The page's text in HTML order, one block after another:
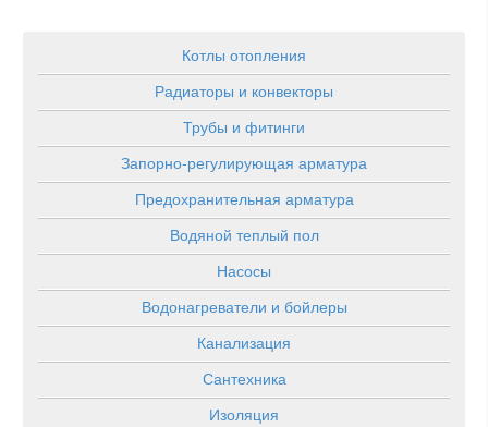
Котлы отопления
Радиаторы и конвекторы
Трубы и фитинги
Запорно-регулирующая арматура
Предохранительная арматура
Водяной теплый пол
Насосы
Водонагреватели и бойлеры
Канализация
Сантехника
Изоляция